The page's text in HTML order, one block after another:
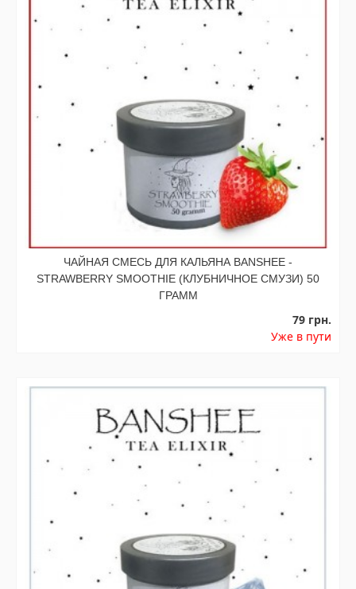
ЧАЙНАЯ СМЕСЬ ДЛЯ КАЛЬЯНА BANSHEE -
STRAWBERRY SMOOTHIE (КЛУБНИЧНОЕ СМУЗИ) 50
ГРАММ
79 грн.
Уже в пути